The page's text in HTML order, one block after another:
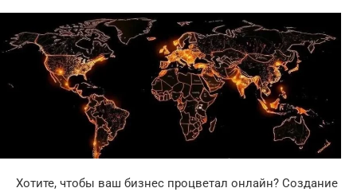
Хотите, чтобы ваш бизнес процветал онлайн? Создание